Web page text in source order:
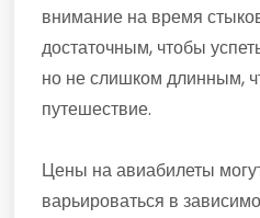
внимание на время
достаточным, чтобы
но не слишком длинным,
путешествие.
Цены на авиабилеты
варьироваться в